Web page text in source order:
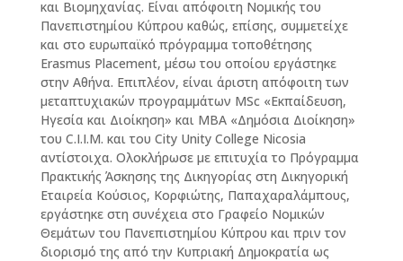
και Βιομηχανίας. Είναι απόφοιτη Νομικής του
Πανεπιστημίου Κύπρου καθώς, επίσης, συμμετείχε
και στο ευρωπαϊκό πρόγραμμα τοποθέτησης
Erasmus Placement, μέσω του οποίου εργάστηκε
στην Αθήνα. Επιπλέον, είναι άριστη απόφοιτη των
μεταπτυχιακών προγραμμάτων ΜSc «Εκπαίδευση,
Ηγεσία και Διοίκηση» και MBA «Δημόσια Διοίκηση»
του C.I.I.M. και του City Unity College Nicosia
αντίστοιχα. Ολοκλήρωσε με επιτυχία το Πρόγραμμα
Πρακτικής Άσκησης της Δικηγορίας στη Δικηγορική
Εταιρεία Κούσιος, Κορφιώτης, Παπαχαραλάμπους,
εργάστηκε στη συνέχεια στο Γραφείο Νομικών
Θεμάτων του Πανεπιστημίου Κύπρου και πριν τον
διορισμό της από την Κυπριακή Δημοκρατία ως